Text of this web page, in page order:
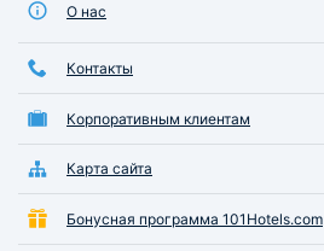
О нас
Контакты
Корпоративным клиентам
Карта сайта
Бонусная программа 101Hotels.com